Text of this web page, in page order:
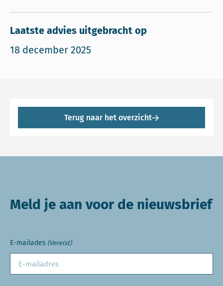
Laatste advies uitgebracht op
18 december 2025
Terug naar het overzicht
Meld je aan voor de nieuwsbrief
E-mailades (Vereist)